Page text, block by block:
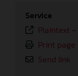
Service
Plaintext -
Print page
Send link